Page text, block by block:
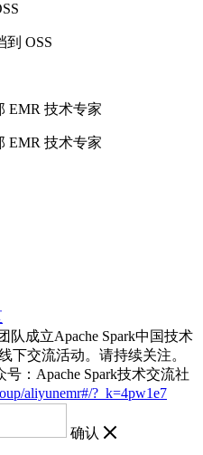
到 OSS
EMR 技术专家
EMR 技术专家
队成立Apache Spark中国技术
下交流活动。请持续关注。
：Apache Spark技术交流社
aliyunemr#/?_k=4pw1e7
确认